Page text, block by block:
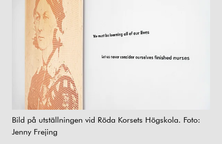
Bild på utställningen vid Röda Korsets Högskola. Foto:
Jenny Frejing